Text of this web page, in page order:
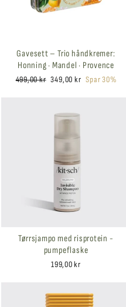
Gavesett – Trio håndkremer:
Honning · Mandel · Provence
Ordinær
499,00 kr Salgspris
349,00 kr Spar 30%
Tørrsjampo med risprotein -
pumpeflaske
199,00 kr